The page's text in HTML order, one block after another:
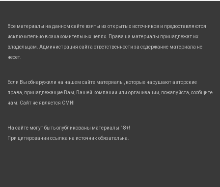
Все материалы на данном сайте взяты из открытых источников и предоставляются
исключительно в ознакомительных целях. Права на материалы принадлежат их
владельцам. Администрация сайта ответственности за содержание материала не
несет.
Если Вы обнаружили на нашем сайте материалы, которые нарушают авторские
права, принадлежащие Вам, Вашей компании или организации, пожалуйста, сообщите
нам. Сайт не является СМИ!
На сайте могут быть опубликованы материалы 18+!
При цитировании ссылка на источник обязательна.